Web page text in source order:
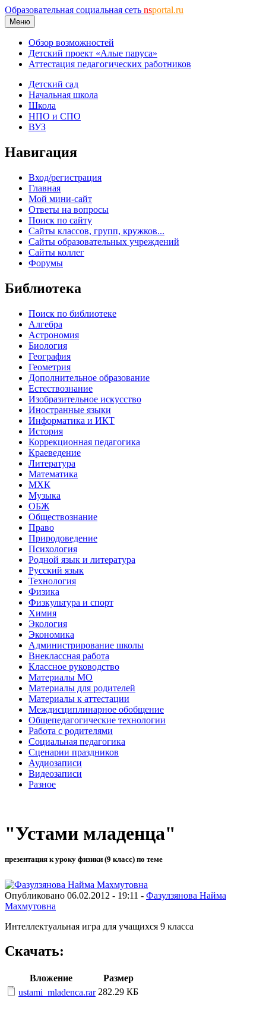
Образовательная социальная сеть nsportal.ru
Меню
Обзор возможностей
Детский проект «Алые паруса»
Аттестация педагогических работников
Детский сад
Начальная школа
Школа
НПО и СПО
ВУЗ
Навигация
Вход/регистрация
Главная
Мой мини-сайт
Ответы на вопросы
Поиск по сайту
Сайты классов, групп, кружков...
Сайты образовательных учреждений
Сайты коллег
Форумы
Библиотека
Поиск по библиотеке
Алгебра
Астрономия
Биология
География
Геометрия
Дополнительное образование
Естествознание
Изобразительное искусство
Иностранные языки
Информатика и ИКТ
История
Коррекционная педагогика
Краеведение
Литература
Математика
МХК
Музыка
ОБЖ
Обществознание
Право
Природоведение
Психология
Родной язык и литература
Русский язык
Технология
Физика
Физкультура и спорт
Химия
Экология
Экономика
Администрирование школы
Внеклассная работа
Классное руководство
Материалы МО
Материалы для родителей
Материалы к аттестации
Междисциплинарное обобщение
Общепедагогические технологии
Работа с родителями
Социальная педагогика
Сценарии праздников
Аудиозаписи
Видеозаписи
Разное
"Устами младенца"
презентация к уроку физики (9 класс) по теме
Опубликовано 06.02.2012 - 19:11 - Фазулзянова Найма
Махмутовна
Интеллектуальная игра для учащихся 9 класса
Скачать:
Вложение
Размер
ustami_mladenca.rar 282.29 КБ